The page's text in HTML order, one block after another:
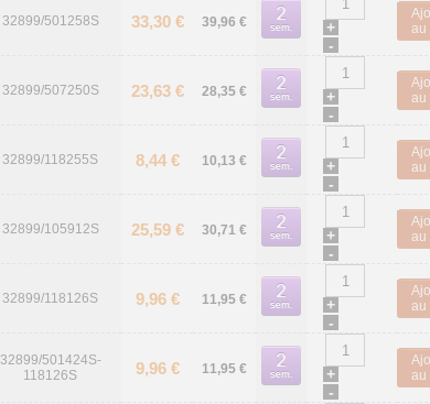
32899/501258S 33,30 € 39,96 €
+
-
au
32899/507250S 23,63 € 28,35 €
+
-
au
32899/118255S 8,44 € 10,13 €
+
-
au
32899/105912S 25,59 € 30,71 €
+
-
au
32899/118126S 9,96 € 11,95 €
+
-
au
32899/501424S-
118126S
9,96 € 11,95 €
+
-
au